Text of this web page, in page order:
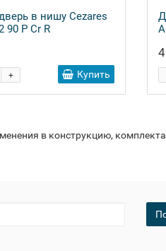
в нишу Cezares
90 P Cr R
+ Купить
в конструкцию,